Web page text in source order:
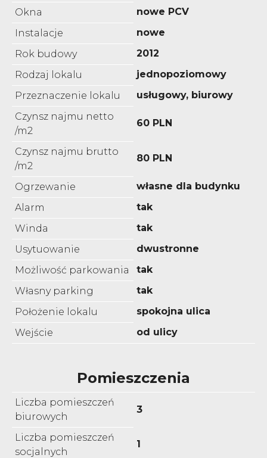
Okna
nowe PCV
Instalacje
nowe
Rok budowy
2012
Rodzaj lokalu
jednopoziomowy
Przeznaczenie lokalu
usługowy, biurowy
Czynsz najmu netto
/m2
60 PLN
Czynsz najmu brutto
/m2
80 PLN
Ogrzewanie
własne dla budynku
Alarm
tak
Winda
tak
Usytuowanie
dwustronne
Możliwość parkowania
tak
Własny parking
tak
Położenie lokalu
spokojna ulica
Wejście
od ulicy
Pomieszczenia
Liczba pomieszczeń
biurowych
3
Liczba pomieszczeń
socjalnych
1